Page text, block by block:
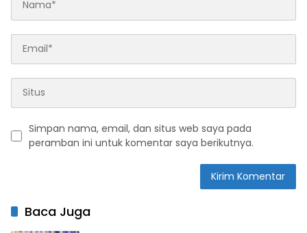
Simpan nama, email, dan situs web saya pada
peramban ini untuk komentar saya berikutnya.
Baca Juga